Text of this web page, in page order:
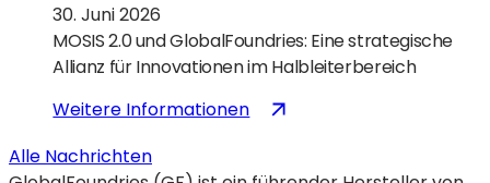
Quantencomputing-
Technologien
30. Juni 2026
MOSIS 2.0 und GlobalFoundries: Eine strategische
Allianz für Innovationen im Halbleiterbereich
Weitere Informationen:
Alle Nachrichten